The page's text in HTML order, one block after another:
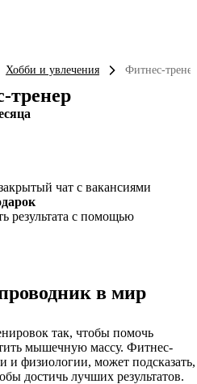
Хобби и увлечения Фитнес-тренер
тренер
чат с вакансиями
результата с помощью
в мир
так, чтобы помочь
мышечную массу. Фитнес-
и физиологии, может подсказать,
достичь лучших результатов.